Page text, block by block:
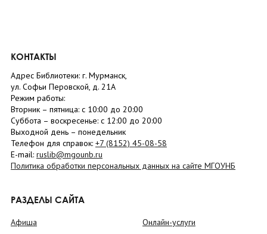
КОНТАКТЫ
Адрес Библиотеки: г. Мурманск,
ул. Софьи Перовской, д. 21А
Режим работы:
Вторник – пятница: с 10:00 до 20:00
Суббота – воскресенье: c 12:00 до 20:00
Выходной день – понедельник
Телефон для справок: +7 (8152) 45-08-58
E-mail: ruslib@mgounb.ru
Политика обработки персональных данных на сайте МГОУНБ
РАЗДЕЛЫ САЙТА
Афиша
Онлайн-услуги